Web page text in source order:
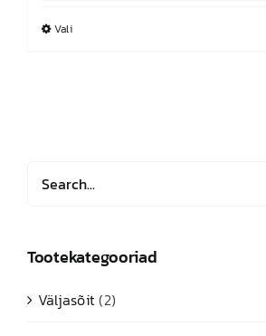
ValiSellel
saab
Tootekategooriad
Väljasõit(2)